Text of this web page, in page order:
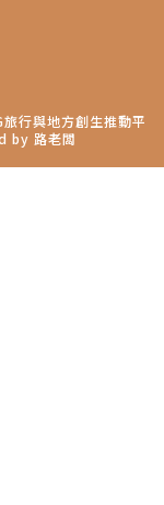
行與地方創生推動平
by 路老闆